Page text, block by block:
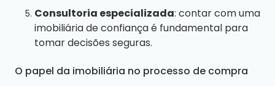
Consultoria especializada: contar com uma
imobiliária de confiança é fundamental para
tomar decisões seguras.
O papel da imobiliária no processo de compra